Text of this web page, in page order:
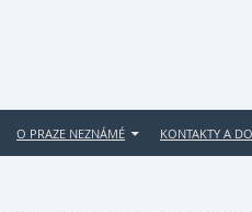
O PRAZE NEZNÁMÉ KONTAKTY A